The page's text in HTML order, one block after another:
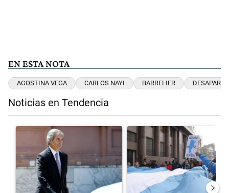
EN ESTA NOTA
AGOSTINA VEGA CARLOS NAYI BARRELIER
Noticias en Tendencia
Un artículo de tendencia con el título "Las inconsistencias de
Un artículo de tendencia con el